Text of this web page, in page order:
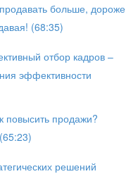
больше, дороже
(68:35)
отбор кадров –
эффективности
повысить продажи?
решений